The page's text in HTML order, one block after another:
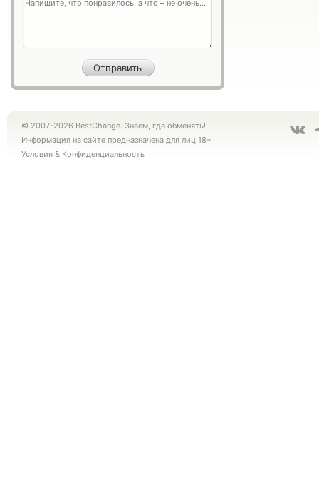
© 2007-2026 BestChange. Знаем, где обменять!
Информация на сайте предназначена для лиц 18+
Условия & Конфиденциальность